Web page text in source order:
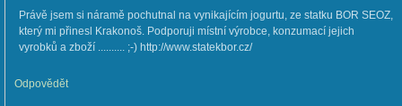
Právě jsem si náramě pochutnal na vynikajícím jogurtu, ze statku BOR SEOZ,
který mi přinesl Krakonoš. Podporuji místní výrobce, konzumací jejich
vyrobků a zboží .......... ;-) http://www.statekbor.cz/
Odpovědět